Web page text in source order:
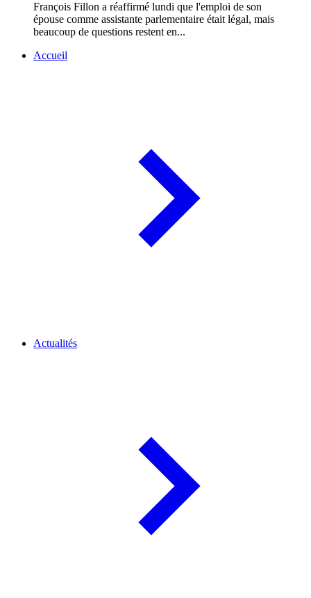
François Fillon a réaffirmé lundi que l'emploi de son
épouse comme assistante parlementaire était légal, mais
beaucoup de questions restent en...
Accueil
Actualités